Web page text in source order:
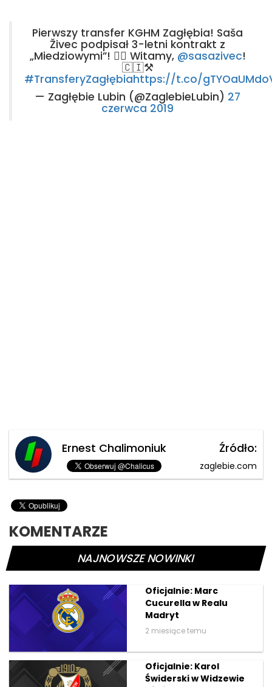
Pierwszy transfer KGHM Zagłębia! Saša
Živec podpisał 3-letni kontrakt z
„Miedziowymi”! ✍🏻 Witamy, @sasazivec!
🇨🇮⚒️
#TransferyZagłębiahttps://t.co/
— Zagłębie Lubin (@ZaglebieLubin) 27
czerwca 2019
Ernest Chalimoniuk Źródło:
zaglebie.com
KOMENTARZE
NAJNOWSZE NOWINKI
Oficjalnie: Marc
Cucurella w Realu
Madryt
2 miesiące temu
Oficjalnie: Karol
Świderski w Widzewie